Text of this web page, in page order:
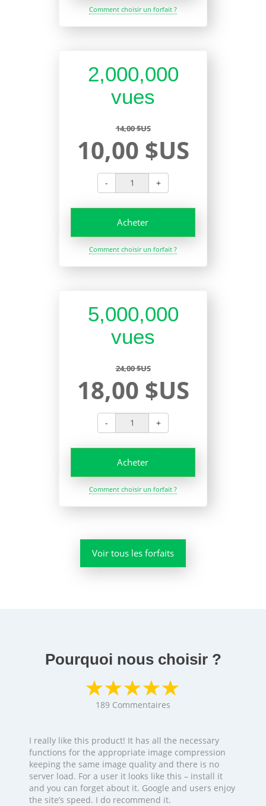
Comment choisir un forfait ?
2,000,000
vues
14,00 $US
10,00 $US
- +
Acheter
Comment choisir un forfait ?
5,000,000
vues
24,00 $US
18,00 $US
- +
Acheter
Comment choisir un forfait ?
Voir tous les forfaits
Pourquoi nous choisir ?
189 Commentaires
I really like this product! It has all the necessary
functions for the appropriate image compression
keeping the same image quality and there is no
server load. For a user it looks like this – install it
and you can forget about it. Google and users enjoy
the site’s speed. I do recommend it.